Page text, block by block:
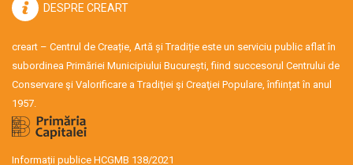
DESPRE CREART
creart – Centrul de Creație, Artă și Tradiție este un serviciu public aflat în
subordinea Primăriei Municipiului București, fiind succesorul Centrului de
Conservare şi Valorificare a Tradiţiei şi Creaţiei Populare, înființat în anul
1957.
Informații publice HCGMB 138/2021